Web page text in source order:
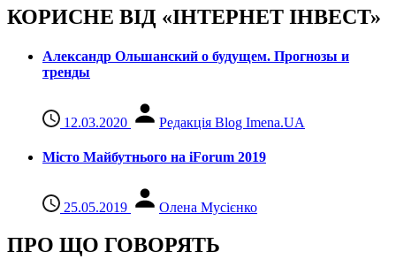
КОРИСНЕ ВІД «ІНТЕРНЕТ ІНВЕСТ»
Александр Ольшанский о будущем. Прогнозы и
тренды
12.03.2020 Редакція Blog Imena.UA
Місто Майбутнього на iForum 2019
25.05.2019 Олена Мусієнко
ПРО ЩО ГОВОРЯТЬ